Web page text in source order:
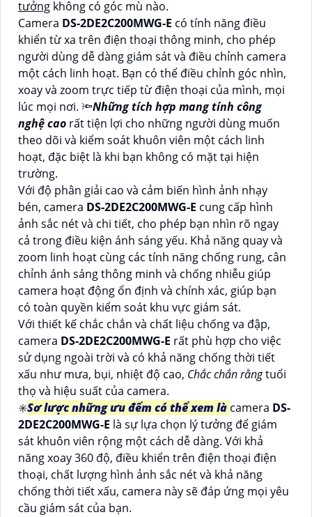
tưởng không có góc mù nào.
Camera DS-2DE2C200MWG-E có tính năng điều
khiển từ xa trên điện thoại thông minh, cho phép
người dùng dễ dàng giám sát và điều chỉnh camera
một cách linh hoạt. Bạn có thể điều chỉnh góc nhìn,
xoay và zoom trực tiếp từ điện thoại của mình, mọi
lúc mọi nơi. 🔦Những tích hợp mang tính công
nghệ cao rất tiện lợi cho những người dùng muốn
theo dõi và kiểm soát khuôn viên một cách linh
hoạt, đặc biệt là khi bạn không có mặt tại hiện
trường.
Với độ phân giải cao và cảm biến hình ảnh nhạy
bén, camera DS-2DE2C200MWG-E cung cấp hình
ảnh sắc nét và chi tiết, cho phép bạn nhìn rõ ngay
cả trong điều kiện ánh sáng yếu. Khả năng quay và
zoom linh hoạt cùng các tính năng chống rung, cân
chỉnh ánh sáng thông minh và chống nhiễu giúp
camera hoạt động ổn định và chính xác, giúp bạn
có toàn quyền kiểm soát khu vực giám sát.
Với thiết kế chắc chắn và chất liệu chống va đập,
camera DS-2DE2C200MWG-E rất phù hợp cho việc
sử dụng ngoài trời và có khả năng chống thời tiết
xấu như mưa, bụi, nhiệt độ cao, Chắc chắn rằngtuổi
thọ và hiệu suất của camera.
✳️Sơ lược những ưu đểm có thể xem là camera DS-
2DE2C200MWG-E là sự lựa chọn lý tưởng để giám
sát khuôn viên rộng một cách dễ dàng. Với khả
năng xoay 360 độ, điều khiển trên điện thoại điện
thoại, chất lượng hình ảnh sắc nét và khả năng
chống thời tiết xấu, camera này sẽ đáp ứng mọi yêu
cầu giám sát của bạn.